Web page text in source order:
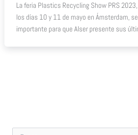
La feria Plastics Recycling Show PRS
los días 10 y 11 de mayo en Ámsterdam,
importante para que Alser presente sus